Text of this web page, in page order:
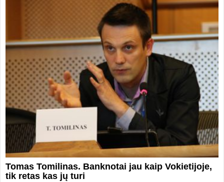
Tomas Tomilinas. Banknotai jau kaip Vokietijoje,
tik retas kas jų turi